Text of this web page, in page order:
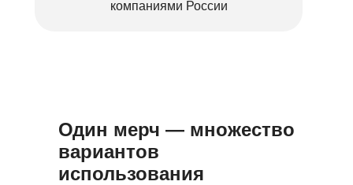
компаниями России
Один мерч — множество
вариантов
использования